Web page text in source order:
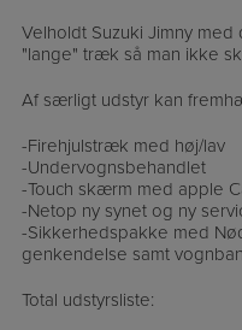
Velholdt Suzuki Jimny
"lange" træk så man ikke
Af særligt udstyr kan
-Firehjulstræk med høj/lav
-Undervognsbehandlet
-Touch skærm med apple
-Netop ny synet og ny
-Sikkerhedspakke med
genkendelse samt
Total udstyrsliste: